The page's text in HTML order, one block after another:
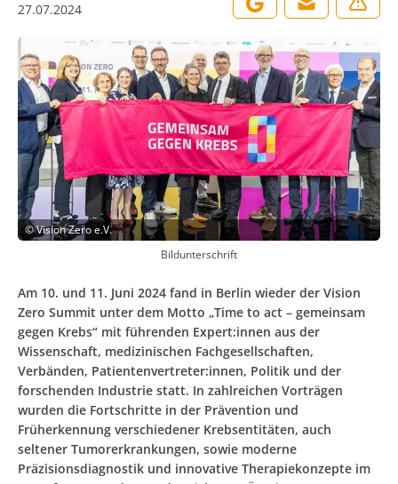
27.07.2024
©Vision Zero e.V.
Bildunterschrift
Am 10. und 11. Juni 2024 fand in Berlin wieder der Vision
Zero Summit unter dem Motto „Time to act – gemeinsam
gegen Krebs“ mit führenden Expert:innen aus der
Wissenschaft, medizinischen Fachgesellschaften,
Verbänden, Patientenvertreter:innen, Politik und der
forschenden Industrie statt. In zahlreichen Vorträgen
wurden die Fortschritte in der Prävention und
Früherkennung verschiedener Krebsentitäten, auch
seltener Tumorerkrankungen, sowie moderne
Präzisionsdiagnostik und innovative Therapiekonzepte im